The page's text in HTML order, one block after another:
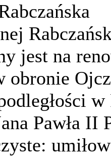
jest na
obronie
Pawła